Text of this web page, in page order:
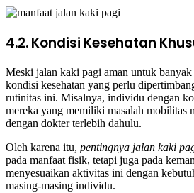
4.2. Kondisi Kesehatan
Meski jalan kaki pagi aman untuk banyak
kondisi kesehatan yang perlu
rutinitas ini. Misalnya, individu dengan
mereka yang memiliki masalah mobilitas
dengan dokter terlebih dahulu.
Oleh karena itu, pentingnya jalan kaki
pada manfaat fisik, tetapi juga pada
menyesuaikan aktivitas ini dengan
masing-masing individu.